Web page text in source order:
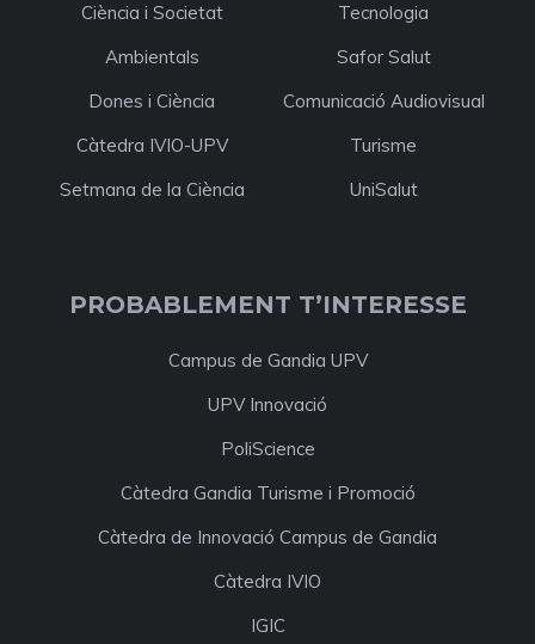
Ciència i Societat
Tecnologia
Ambientals
Safor Salut
Dones i Ciència
Comunicació Audiovisual
Càtedra IVIO-UPV
Turisme
Setmana de la Ciència
UniSalut
PROBABLEMENT T’INTERESSE
Campus de Gandia UPV
UPV Innovació
PoliScience
Càtedra Gandia Turisme i Promoció
Càtedra de Innovació Campus de Gandia
Càtedra IVIO
IGIC